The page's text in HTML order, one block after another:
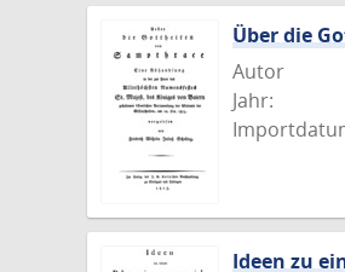
Über die
Autor
Jahr:
Ideen zu